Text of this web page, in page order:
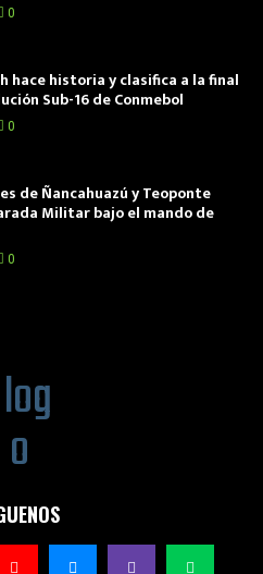
0
hace historia y clasifica a la final
Sub-16 de Conmebol
0
de Ñancahuazú y Teoponte
Militar bajo el mando de
0